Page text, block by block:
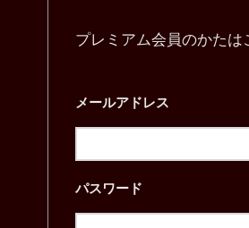
プレミアム会員のかたは
メールアドレス
パスワード